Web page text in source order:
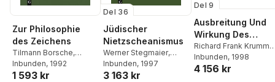
Zur Philosophie
des Zeichens
Tilmann Borsche,
Werner Stegmaier
Inbunden, 1992
1 593 kr
Del 36
Jüdischer
Nietzscheanismus
Werner Stegmaier,
Daniel Krochmalnik
Inbunden, 1997
3 163 kr
Del 9
Ausbreitung Und
Wirkung Des
Nietzscheschen
Werkes Im
Deutschen
Richard Frank
Werner Stegmaier
Günter Abel
Inbunden, 1998
4 156 kr